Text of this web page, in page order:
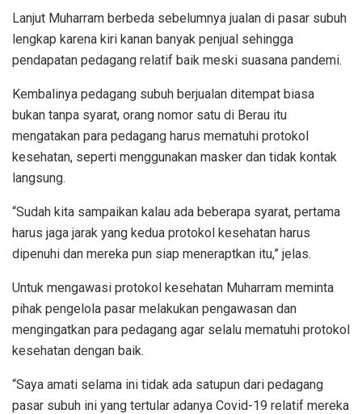
Lanjut Muharram berbeda sebelumnya jualan di pasar subuh
lengkap karena kiri kanan banyak penjual sehingga
pendapatan pedagang relatif baik meski suasana pandemi.
Kembalinya pedagang subuh berjualan ditempat biasa
bukan tanpa syarat, orang nomor satu di Berau itu
mengatakan para pedagang harus mematuhi protokol
kesehatan, seperti menggunakan masker dan tidak kontak
langsung.
“Sudah kita sampaikan kalau ada beberapa syarat, pertama
harus jaga jarak yang kedua protokol kesehatan harus
dipenuhi dan mereka pun siap meneraptkan itu,” jelas.
Untuk mengawasi protokol kesehatan Muharram meminta
pihak pengelola pasar melakukan pengawasan dan
mengingatkan para pedagang agar selalu mematuhi protokol
kesehatan dengan baik.
“Saya amati selama ini tidak ada satupun dari pedagang
pasar subuh ini yang tertular adanya Covid-19 relatif mereka